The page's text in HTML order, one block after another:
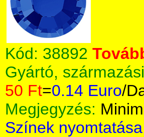
Kód: 38892
Gyártó,
50 Ft=0.14 Euro/
Megjegyzés:
Színek nyomtatása